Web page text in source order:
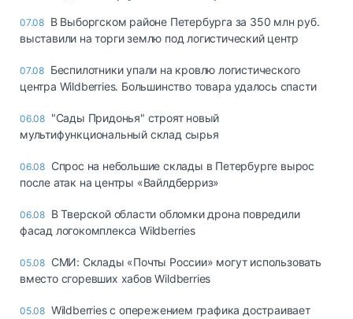
07.08 В Выборгском районе Петербурга за 350 млн руб.
выставили на торги землю под логистический центр
07.08 Беспилотники упали на кровлю логистического
центра Wildberries. Большинство товара удалось спасти
06.08 "Сады Придонья" строят новый
мультифункциональный склад сырья
06.08 Спрос на небольшие склады в Петербурге вырос
после атак на центры «Вайлдберриз»
06.08 В Тверской области обломки дрона повредили
фасад логокомплекса Wildberries
05.08 СМИ: Склады «Почты России» могут использовать
вместо сгоревших хабов Wildberries
05.08 Wildberries с опережением графика достраивает